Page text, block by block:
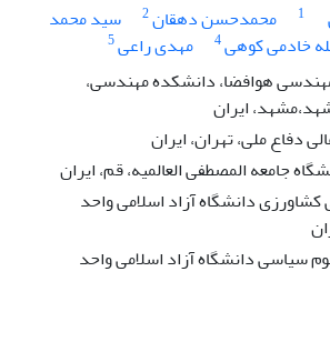
1 محمدحسن دهقان2
سید محمد
خادمی کوهی4 مهدی راعی5
هوافضا، دانشکده مهندسی،
ایران
دفاع ملی، تهران، ایران
جامعه المصطفی العالمیه، قم، ایران
دانشگاه آزاد اسلامی واحد
سیاسی دانشگاه آزاد اسلامی واحد